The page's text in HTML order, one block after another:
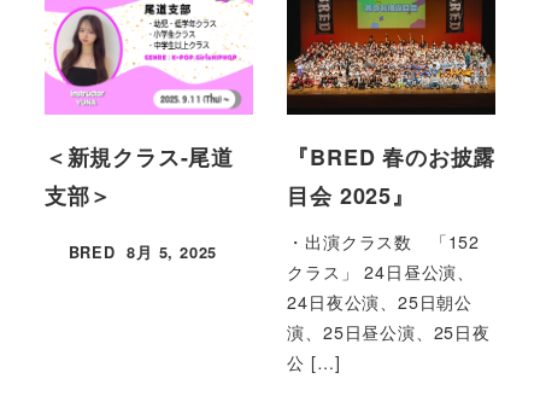
＜新規クラス-尾道
支部＞
BRED
投稿日
8月 5, 2025
『BRED 春のお披露
目会 2025』
・出演クラス数 「152
クラス」 24日昼公演、
24日夜公演、25日朝公
演、25日昼公演、25日夜
公 […]